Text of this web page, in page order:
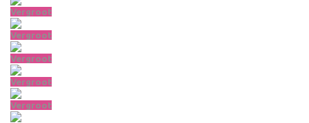
Vergroot
Vergroot
Vergroot
Vergroot
Vergroot